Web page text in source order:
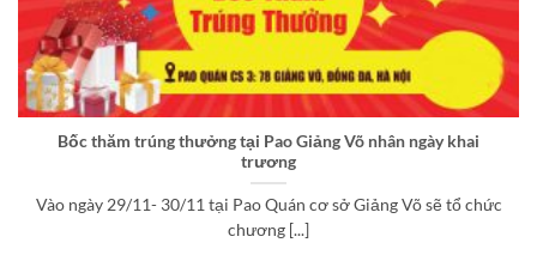
Bốc thăm trúng thưởng tại Pao Giảng Võ nhân ngày khai
trương
Vào ngày 29/11- 30/11 tại Pao Quán cơ sở Giảng Võ sẽ tổ chức
chương [...]